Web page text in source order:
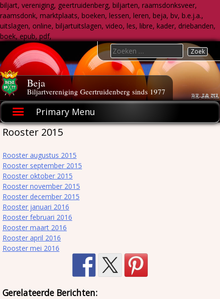
biljart, vereniging, geertruidenberg, biljarten, raamsdonksveer,
raamsdonk, marktplaats, boeken, lessen, leren, beja, bv, b.e.j.a.,
uitslagen, online, biljartuitslagen, video, les, libre, kader, driebanden,
boek, epub, pdf,
to
content
Beja
Biljartvereniging Geertruidenberg sinds 1977
Primary Menu
Search
for:
Rooster 2015
Rooster augustus 2015
Rooster september 2015
Rooster oktober 2015
Rooster november 2015
Rooster december 2015
Rooster januari 2016
Rooster februari 2016
Rooster maart 2016
Rooster april 2016
Rooster mei 2016
Gerelateerde Berichten: